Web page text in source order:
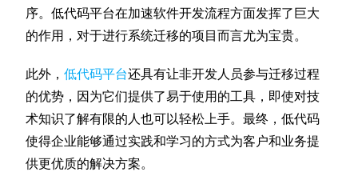
序。低代码平台在加速软件开发流程方面发挥了巨大
的作用，对于进行系统迁移的项目而言尤为宝贵。
此外，低代码平台还具有让非开发人员参与迁移过程
的优势，因为它们提供了易于使用的工具，即使对技
术知识了解有限的人也可以轻松上手。最终，低代码
使得企业能够通过实践和学习的方式为客户和业务提
供更优质的解决方案。